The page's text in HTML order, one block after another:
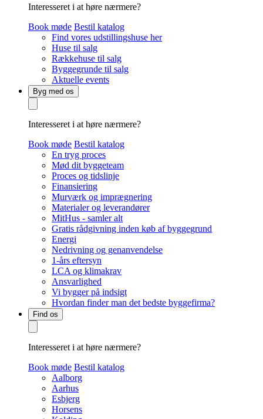
Interesseret i at høre nærmere?
Book møde Bestil katalog
Find vores udstillingshuse her
Huse til salg
Rækkehuse til salg
Byggegrunde til salg
Aktuelle events
Byg med os
Interesseret i at høre nærmere?
Book møde Bestil katalog
En tryg proces
Mød dit byggeteam
Proces og tidslinje
Finansiering
Murværk og imprægnering
Materialer og leverandører
MitHus - samler alt
Gratis rådgivning inden køb af byggegrund
Energi
Nedrivning og genanvendelse
1-års eftersyn
LCA og klimakrav
Ansvarlighed
Vi bygger på indsigt
Hvordan finder man det bedste byggefirma?
Find os
Interesseret i at høre nærmere?
Book møde Bestil katalog
Aalborg
Aarhus
Esbjerg
Horsens